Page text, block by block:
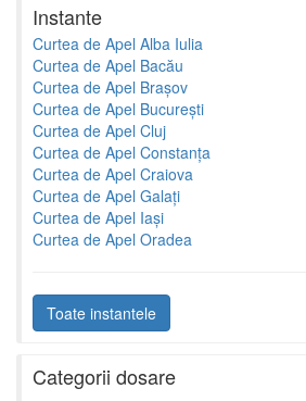
Instante
Curtea de Apel Alba Iulia
Curtea de Apel Bacău
Curtea de Apel Brașov
Curtea de Apel București
Curtea de Apel Cluj
Curtea de Apel Constanța
Curtea de Apel Craiova
Curtea de Apel Galați
Curtea de Apel Iași
Curtea de Apel Oradea
Toate instantele
Categorii dosare